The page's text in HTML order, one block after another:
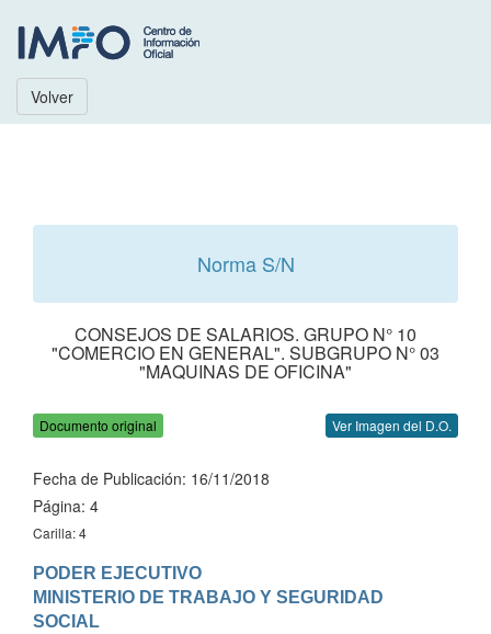
Volver
Norma S/N
CONSEJOS DE SALARIOS. GRUPO N° 10
"COMERCIO EN GENERAL". SUBGRUPO N° 03
"MAQUINAS DE OFICINA"
Documento original Ver Imagen del D.O.
Fecha de Publicación: 16/11/2018
Página: 4
Carilla: 4
PODER EJECUTIVO
MINISTERIO DE TRABAJO Y SEGURIDAD
SOCIAL